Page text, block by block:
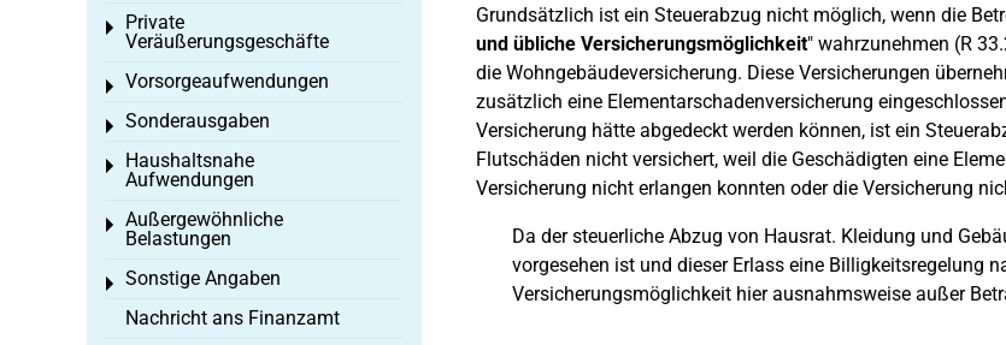
Grundsätzlich ist ein Steuerabzug nicht möglich, wenn die
und übliche Versicherungsmöglichkeit" wahrzunehmen (R
die Wohngebäudeversicherung. Diese Versicherungen
zusätzlich eine Elementarschadenversicherung
Versicherung hätte abgedeckt werden können, ist ein
Flutschäden nicht versichert, weil die Geschädigten eine
Versicherung nicht erlangen konnten oder die Versicherung
Da der steuerliche Abzug von Hausrat. Kleidung und
vorgesehen ist und dieser Erlass eine Billigkeitsregelung
Versicherungsmöglichkeit hier ausnahmsweise außer
Private
Veräußerungsgeschäfte
Toggle menu
Vorsorgeaufwendungen
Toggle menu
Sonderausgaben
Toggle menu
Haushaltsnahe
Aufwendungen
Toggle menu
Außergewöhnliche
Belastungen
Toggle menu
Sonstige Angaben
Toggle menu
Nachricht ans Finanzamt